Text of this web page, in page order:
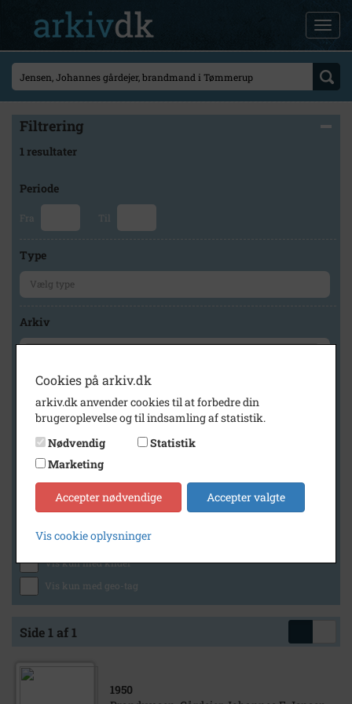
Filtrering
1 resultater
Periode
Fra Til
Type
Arkiv
Geografi
Generelt
Vis kun med billeder
Vis kun med lydklip
Vis kun med kilder
Vis kun med geo-tag
Side 1 af 1
1950
Cookies på arkiv.dk
arkiv.dk anvender cookies til at forbedre din
brugeroplevelse og til indsamling af statistik.
Nødvendig
Statistik
Marketing
Accepter nødvendige Accepter valgte
Vis cookie oplysninger